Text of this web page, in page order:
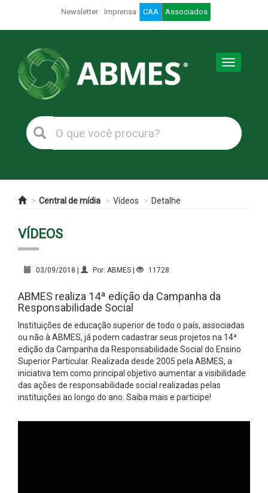
Newsletter Imprensa CAA Associados
Toggle
Central de mídia Vídeos Detalhe
VÍDEOS
03/09/2018 | Por: ABMES | 11728
ABMES realiza 14ª edição da Campanha da
Responsabilidade Social
Instituições de educação superior de todo o país, associadas
ou não à ABMES, já podem cadastrar seus projetos na 14ª
edição da Campanha da Responsabilidade Social do Ensino
Superior Particular. Realizada desde 2005 pela ABMES, a
iniciativa tem como principal objetivo aumentar a visibilidade
das ações de responsabilidade social realizadas pelas
instituições ao longo do ano. Saiba mais e participe!